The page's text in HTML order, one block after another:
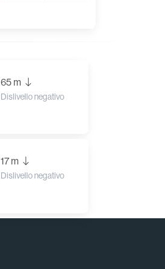
65 m
Dislivello negativo
17 m
Dislivello negativo